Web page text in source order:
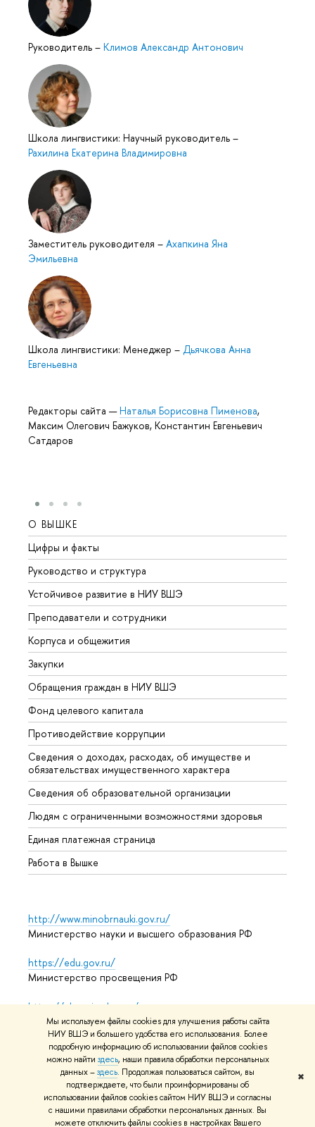
Мы используем файлы cookies для улучшения работы сайта
НИУ ВШЭ и большего удобства его использования. Более
подробную информацию об использовании файлов cookies
можно найти здесь, наши правила обработки персональных
данных –здесь. Продолжая пользоваться сайтом, вы
подтверждаете, что были проинформированы об
использовании файлов cookies сайтом НИУ ВШЭ и согласны
с нашими правилами обработки персональных данных. Вы
можете отключить файлы cookies в настройках Вашего
✖
Руководитель – Климов Александр Антонович
Школа лингвистики: Научный руководитель –
Рахилина Екатерина Владимировна
Заместитель руководителя – Ахапкина Яна
Эмильевна
Школа лингвистики: Менеджер – Дьячкова Анна
Евгеньевна
Редакторы сайта —Наталья Борисовна Пименова,
Максим Олегович Бажуков, Константин Евгеньевич
Сатдаров
О ВЫШКЕ
Цифры и факты
Руководство и структура
Устойчивое развитие в НИУ ВШЭ
Преподаватели и сотрудники
Корпуса и общежития
Закупки
Обращения граждан в НИУ ВШЭ
Фонд целевого капитала
Противодействие коррупции
Сведения о доходах, расходах, об имуществе и
обязательствах имущественного характера
Сведения об образовательной организации
Людям с ограниченными возможностями здоровья
Единая платежная страница
Работа в Вышке
http://www.minobrnauki.gov.ru/
Министерство науки и высшего образования РФ
https://edu.gov.ru/
Министерство просвещения РФ
https://elearning.hse.ru/mooc
Массовые открытые онлайн-курсы
© НИУ ВШЭ 1993–2026 Адреса и контактыУсловия
использования материаловПолитика конфиденциальности
Карта сайта